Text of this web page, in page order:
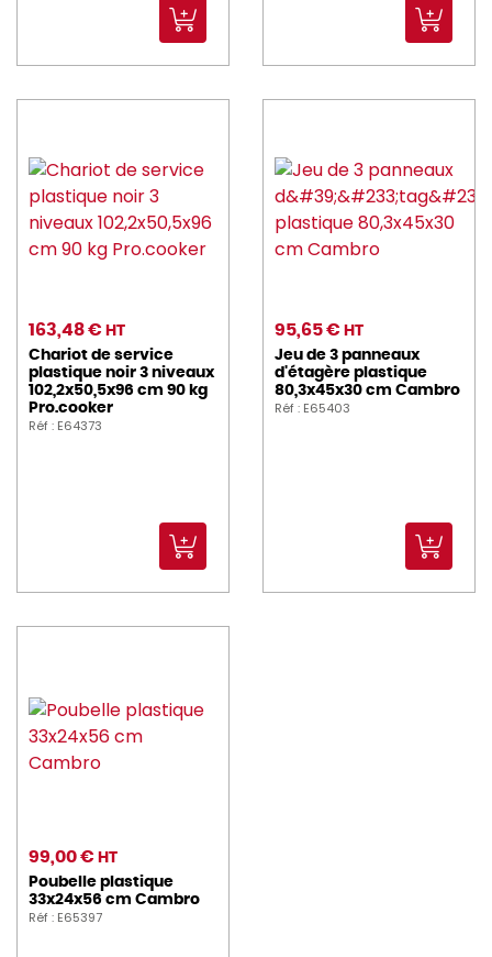
163,48 € HT
Chariot de service
plastique noir 3 niveaux
102,2x50,5x96 cm 90 kg
Pro.cooker
Réf : E64373
95,65 € HT
Jeu de 3 panneaux
d'étagère plastique
80,3x45x30 cm Cambro
Réf : E65403
99,00 € HT
Poubelle plastique
33x24x56 cm Cambro
Réf : E65397